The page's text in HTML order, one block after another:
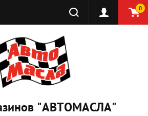
0
"АВТОМАСЛА"